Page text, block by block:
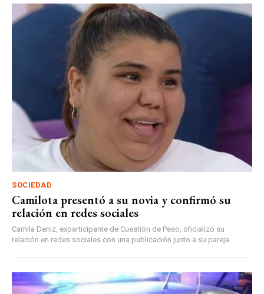
SOCIEDAD
Camilota presentó a su novia y confirmó su
relación en redes sociales
Camila Deniz, exparticipante de Cuestión de Peso, oficializó su
relación en redes sociales con una publicación junto a su pareja.